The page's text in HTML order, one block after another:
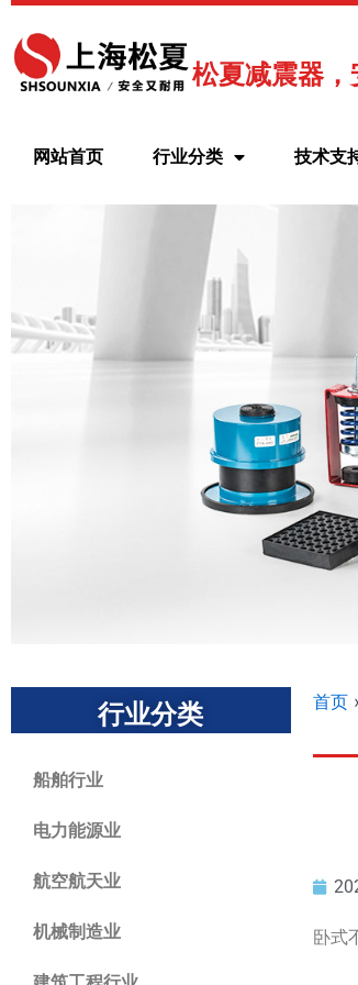
至
内
松夏减震器，
网站首页 行业分类 技术支
行业分类
船舶行业
电力能源业
航空航天业
机械制造业
首页
卧式